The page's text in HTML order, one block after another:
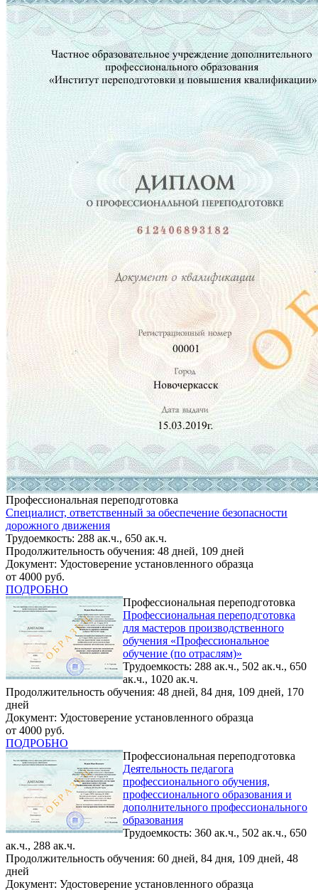
Профессиональная переподготовка
Специалист, ответственный за обеспечение безопасности
дорожного движения
Трудоемкость: 288 ак.ч., 650 ак.ч.
Продолжительность обучения: 48 дней, 109 дней
Документ: Удостоверение установленного образца
от 4000 руб.
ПОДРОБНО
Профессиональная переподготовка
Профессиональная переподготовка
для мастеров производственного
обучения «Профессиональное
обучение (по отраслям)»
Трудоемкость: 288 ак.ч., 502 ак.ч., 650
ак.ч., 1020 ак.ч.
Продолжительность обучения: 48 дней, 84 дня, 109 дней, 170
дней
Документ: Удостоверение установленного образца
от 4000 руб.
ПОДРОБНО
Профессиональная переподготовка
Деятельность педагога
профессионального обучения,
профессионального образования и
дополнительного профессионального
образования
Трудоемкость: 360 ак.ч., 502 ак.ч., 650
ак.ч., 288 ак.ч.
Продолжительность обучения: 60 дней, 84 дня, 109 дней, 48
дней
Документ: Удостоверение установленного образца